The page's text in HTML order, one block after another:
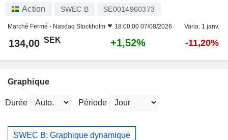
Action SWEC B SE0014960373
Marché Fermé - Nasdaq Stockholm 18:00:00 07/08/2026 Varia. 1 janv.
134,00 SEK +1,52% -11,20%
Graphique
Durée Période
SWEC B: Graphique dynamique